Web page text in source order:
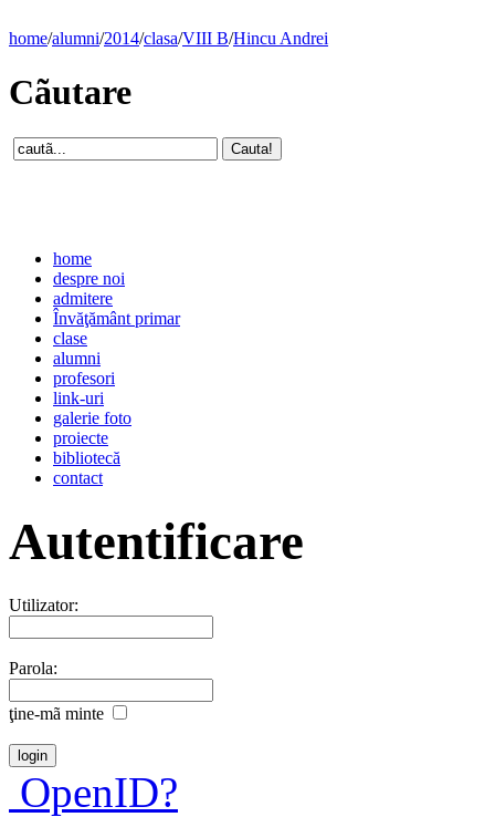
home/alumni/2014/clasa/VIII B/Hincu Andrei
Cãutare
home
despre noi
admitere
Învăţământ primar
clase
alumni
profesori
link-uri
galerie foto
proiecte
bibliotecă
contact
Autentificare
Utilizator:
Parola:
ţine-mã minte
OpenID?